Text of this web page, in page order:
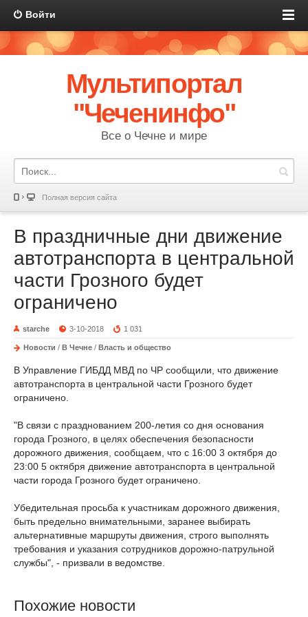
Войти
Мультипортал
"Чеченинфо"
Все о Чечне и мире
Полная версия сайта
В праздничные дни движение
автотранспорта в центральной
части Грозного будет
ограничено
starche 3-10-2018 1 031
Новости / В Чечне / Власть и общество
В Управление ГИБДД МВД по ЧР сообщили, что движение
автотранспорта в центральной части Грозного будет
ограничено.
"В связи с празднованием 200-летия со дня основания
города Грозного, в целях обеспечения безопасности
дорожного движения, сообщаем, что с 16:00 3 октября до
23:00 5 октября движение автотранспорта в центральной
части города Грозного будет ограничено.
Убедительная просьба к участникам дорожного движения,
быть предельно внимательными, заранее выбирать
альтернативные маршруты движения, строго выполнять
требования и указания сотрудников дорожно-патрульной
службы", - призвали в ведомстве.
Похожие новости